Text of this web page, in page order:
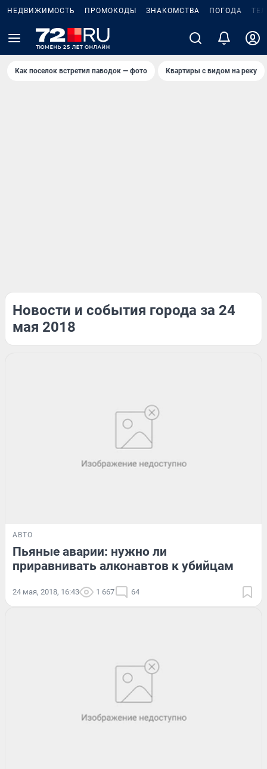
НЕДВИЖИМОСТЬ ПРОМОКОДЫ ЗНАКОМСТВА ПОГОДА
Как поселок встретил паводок — фото Квартиры с видом на реку
Новости и события города за 24
мая 2018
АВТО
Пьяные аварии: нужно ли
приравнивать алконавтов к убийцам
24 мая, 2018, 16:43 1 667 64